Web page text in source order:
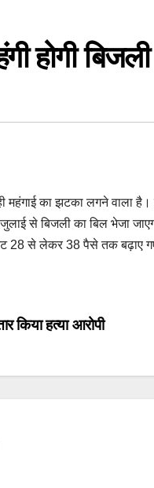
होगी बिजली
महंगाई का झटका लगने वाला
से बिजली का बिल भेजा
28 से लेकर 38 पैसे तक बढ़ाए
किया हत्या आरोपी